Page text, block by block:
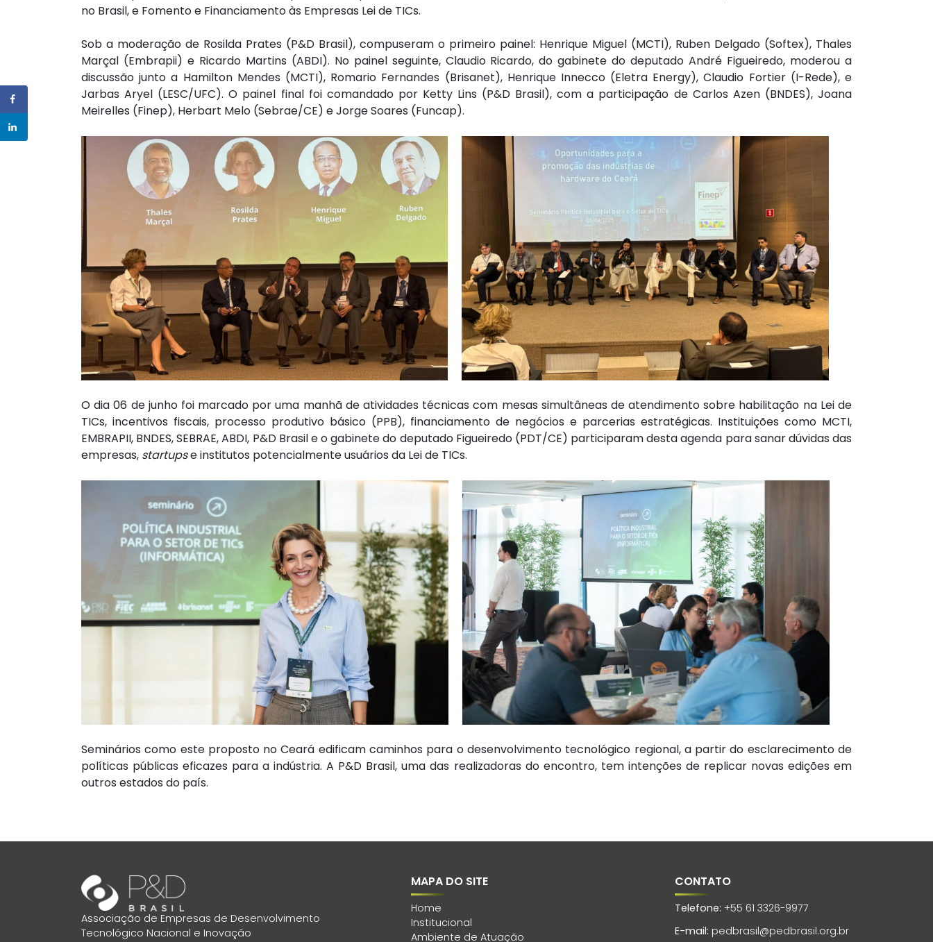
no Brasil, e Fomento e Financiamento às Empresas Lei de TICs.
Sob a moderação de Rosilda Prates (P&D Brasil), compuseram o primeiro painel: Henrique Miguel (MCTI), Ruben Delgado (Softex), Thales
Marçal (Embrapii) e Ricardo Martins (ABDI). No painel seguinte, Claudio Ricardo, do gabinete do deputado André Figueiredo, moderou a
discussão junto a Hamilton Mendes (MCTI), Romario Fernandes (Brisanet), Henrique Innecco (Eletra Energy), Claudio Fortier (I-Rede), e
Jarbas Aryel (LESC/UFC). O painel final foi comandado por Ketty Lins (P&D Brasil), com a participação de Carlos Azen (BNDES), Joana
Meirelles (Finep), Herbart Melo (Sebrae/CE) e Jorge Soares (Funcap).
O dia 06 de junho foi marcado por uma manhã de atividades técnicas com mesas simultâneas de atendimento sobre habilitação na Lei de
TICs, incentivos fiscais, processo produtivo básico (PPB), financiamento de negócios e parcerias estratégicas. Instituições como MCTI,
EMBRAPII, BNDES, SEBRAE, ABDI, P&D Brasil e o gabinete do deputado Figueiredo (PDT/CE) participaram desta agenda para sanar dúvidas das
empresas, startupse institutos potencialmente usuários da Lei de TICs.
Seminários como este proposto no Ceará edificam caminhos para o desenvolvimento tecnológico regional, a partir do esclarecimento de
políticas públicas eficazes para a indústria. A P&D Brasil, uma das realizadoras do encontro, tem intenções de replicar novas edições em
outros estados do país.
Associação de Empresas de Desenvolvimento
Tecnológico Nacional e Inovação
MAPA DO SITE
Home
Institucional
Ambiente de Atuação
CONTATO
Telefone: +55 61 3326-9977
E-mail: pedbrasil@pedbrasil.org.br